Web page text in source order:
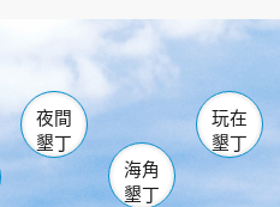
南仁湖
佳樂水
森林遊樂區
墾管處遊客中心
社頂公園 風吹沙
船帆石 龍磐公園
香蕉灣
砂島
鵝鑾鼻
夜間
墾丁
海角
墾丁
玩在
墾丁